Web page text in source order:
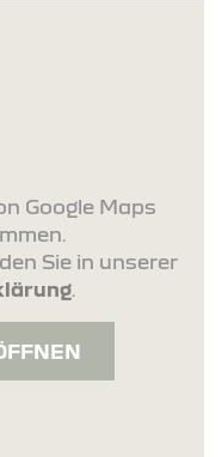
Google Maps
Sie in unserer
.